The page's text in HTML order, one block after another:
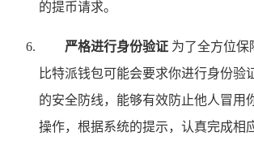
的提币请求。
严格进行身份验证 为了全方位保
比特派钱包可能会要求你进行身份验
的安全防线，能够有效防止他人冒用
操作，根据系统的提示，认真完成相